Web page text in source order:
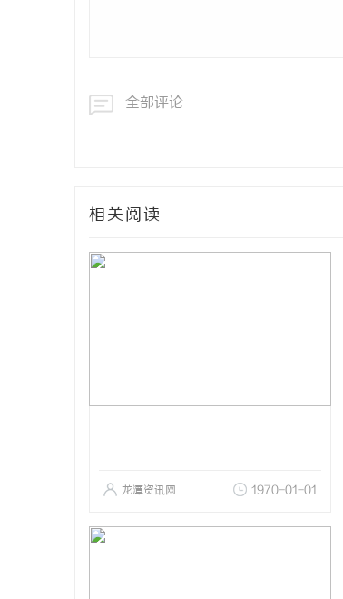
全部评论
相关阅读
龙潭资讯网 1970-01-01